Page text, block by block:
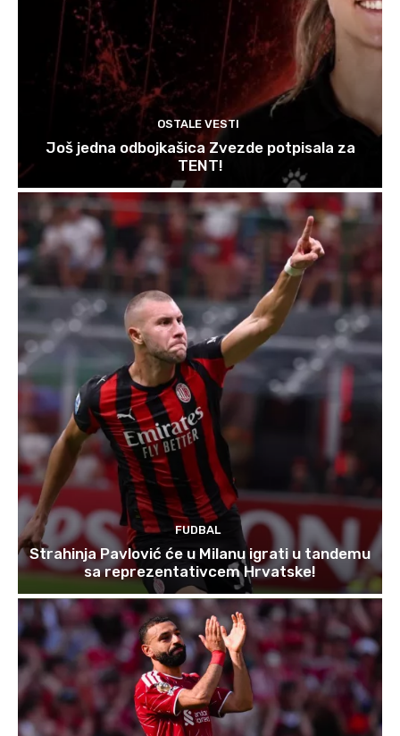
OSTALE VESTI
Još jedna odbojkašica Zvezde potpisala za
TENT!
FUDBAL
Strahinja Pavlović će u Milanu igrati u tandemu
sa reprezentativcem Hrvatske!